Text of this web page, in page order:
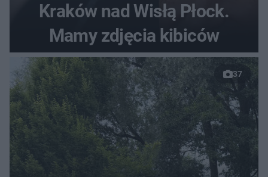
Kraków nad Wisłą Płock.
Mamy zdjęcia kibiców
37